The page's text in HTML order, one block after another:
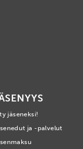
jäseneksi!
ja -palvelut